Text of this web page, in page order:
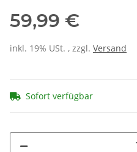
59,99 €
inkl. 19% USt. , zzgl. Versand
Sofort verfügbar